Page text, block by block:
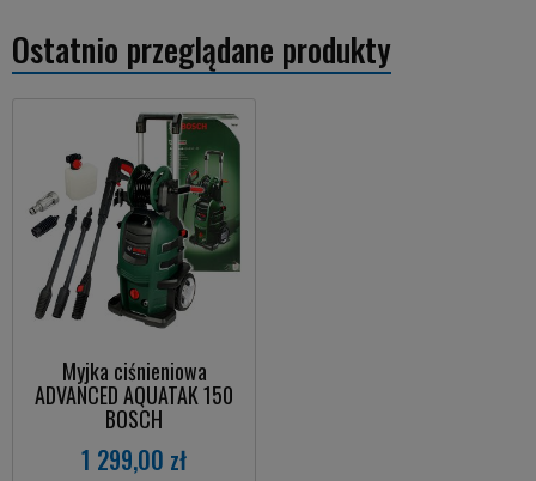
Ostatnio przeglądane produkty
Myjka ciśnieniowa
ADVANCED AQUATAK 150
BOSCH
1 299,00 zł